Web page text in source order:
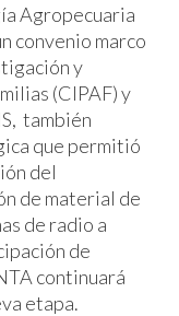
Agropecuaria
convenio marco
y
(CIPAF) y
también
que permitió
del
de material de
de radio a
de
continuará
etapa.